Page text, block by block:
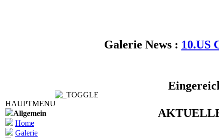
HAUPTMENU
Allgemein
Home
Galerie
Galerie News : 10.US